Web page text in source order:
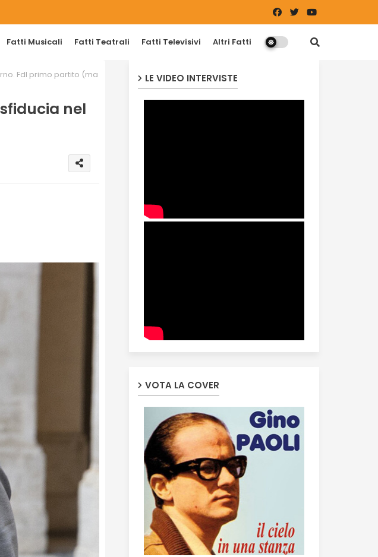
Fatti Musicali Fatti Teatrali Fatti Televisivi Altri Fatti
FdI primo partito (ma
nel
LE VIDEO INTERVISTE
VOTA LA COVER